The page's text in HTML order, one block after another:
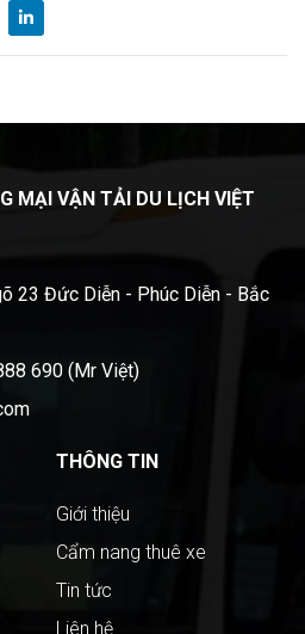
MẠI VẬN TẢI DU LỊCH VIỆT
23 Đức Diễn - Phúc Diễn - Bắc
690 (Mr Việt)
THÔNG TIN
Giới thiệu
Cẩm nang thuê xe
Tin tức
Liên hệ